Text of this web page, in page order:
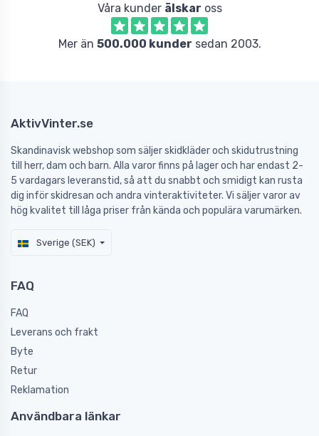
Våra kunder älskar oss
Mer än 500.000 kunder sedan 2003.
AktivVinter.se
Skandinavisk webshop som säljer skidkläder och skidutrustning
till herr, dam och barn. Alla varor finns på lager och har endast 2-
5 vardagars leveranstid, så att du snabbt och smidigt kan rusta
dig inför skidresan och andra vinteraktiviteter. Vi säljer varor av
hög kvalitet till låga priser från kända och populära varumärken.
Sverige (SEK)
FAQ
FAQ
Leverans och frakt
Byte
Retur
Reklamation
Användbara länkar